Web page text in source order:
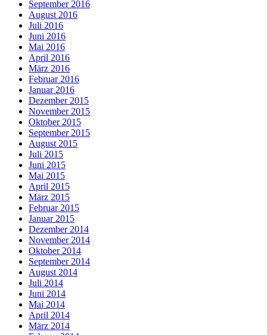
September 2016
August 2016
Juli 2016
Juni 2016
Mai 2016
April 2016
März 2016
Februar 2016
Januar 2016
Dezember 2015
November 2015
Oktober 2015
September 2015
August 2015
Juli 2015
Juni 2015
Mai 2015
April 2015
März 2015
Februar 2015
Januar 2015
Dezember 2014
November 2014
Oktober 2014
September 2014
August 2014
Juli 2014
Juni 2014
Mai 2014
April 2014
März 2014